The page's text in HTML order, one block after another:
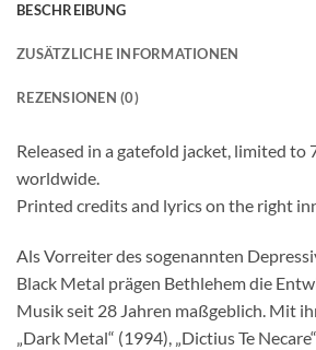
BESCHREIBUNG
ZUSÄTZLICHE INFORMATIONEN
REZENSIONEN (0)
Released in a gatefold jacket, limited to
worldwide.
Printed credits and lyrics on the right
Als Vorreiter des sogenannten
Black Metal prägen Bethlehem die
Musik seit 28 Jahren maßgeblich. Mit
„Dark Metal“ (1994), „Dictius Te